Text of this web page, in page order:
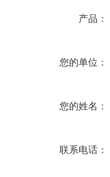
产品：
您的单位：
您的姓名：
联系电话：